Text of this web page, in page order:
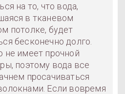
на то, что вода,
в тканевом
потолке, будет
бесконечно долго.
не имеет прочной
поэтому вода все
просачиваться
Если вовремя